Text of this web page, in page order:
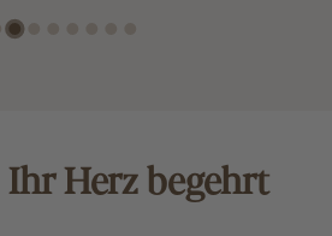
Ihr Herz begehrt